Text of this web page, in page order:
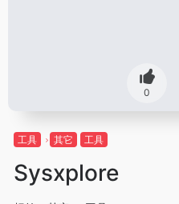
0
工具 其它 工具
Sysxplore